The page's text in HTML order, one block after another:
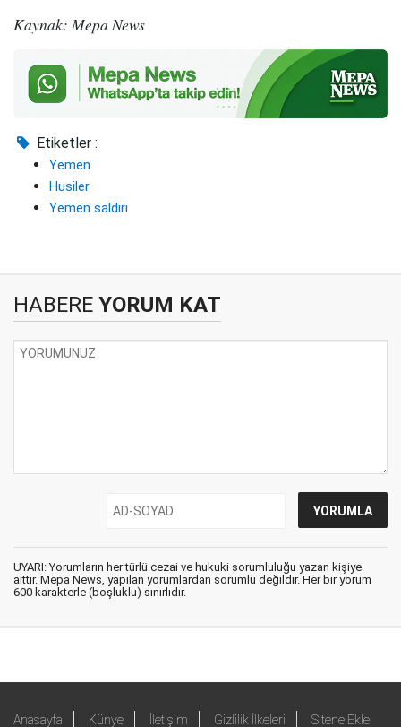
Kaynak: Mepa News
Etiketler :
Yemen
Husiler
Yemen saldırı
HABERE YORUM KAT
UYARI: Yorumların her türlü cezai ve hukuki sorumluluğu yazan kişiye
aittir. Mepa News, yapılan yorumlardan sorumlu değildir. Her bir yorum
600 karakterle (boşluklu) sınırlıdır.
Anasayfa Künye İletişim Gizlilik İlkeleri Sitene Ekle